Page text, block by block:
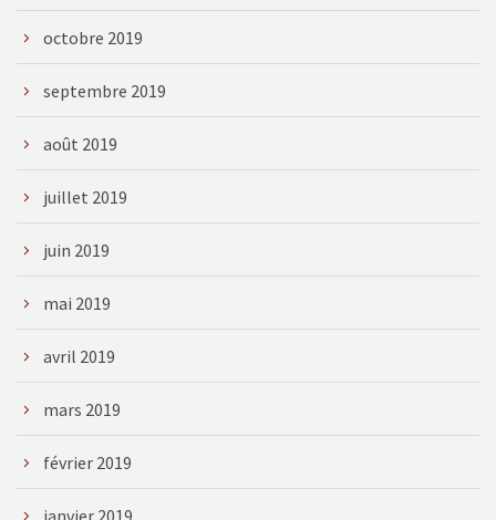
octobre 2019
septembre 2019
août 2019
juillet 2019
juin 2019
mai 2019
avril 2019
mars 2019
février 2019
janvier 2019